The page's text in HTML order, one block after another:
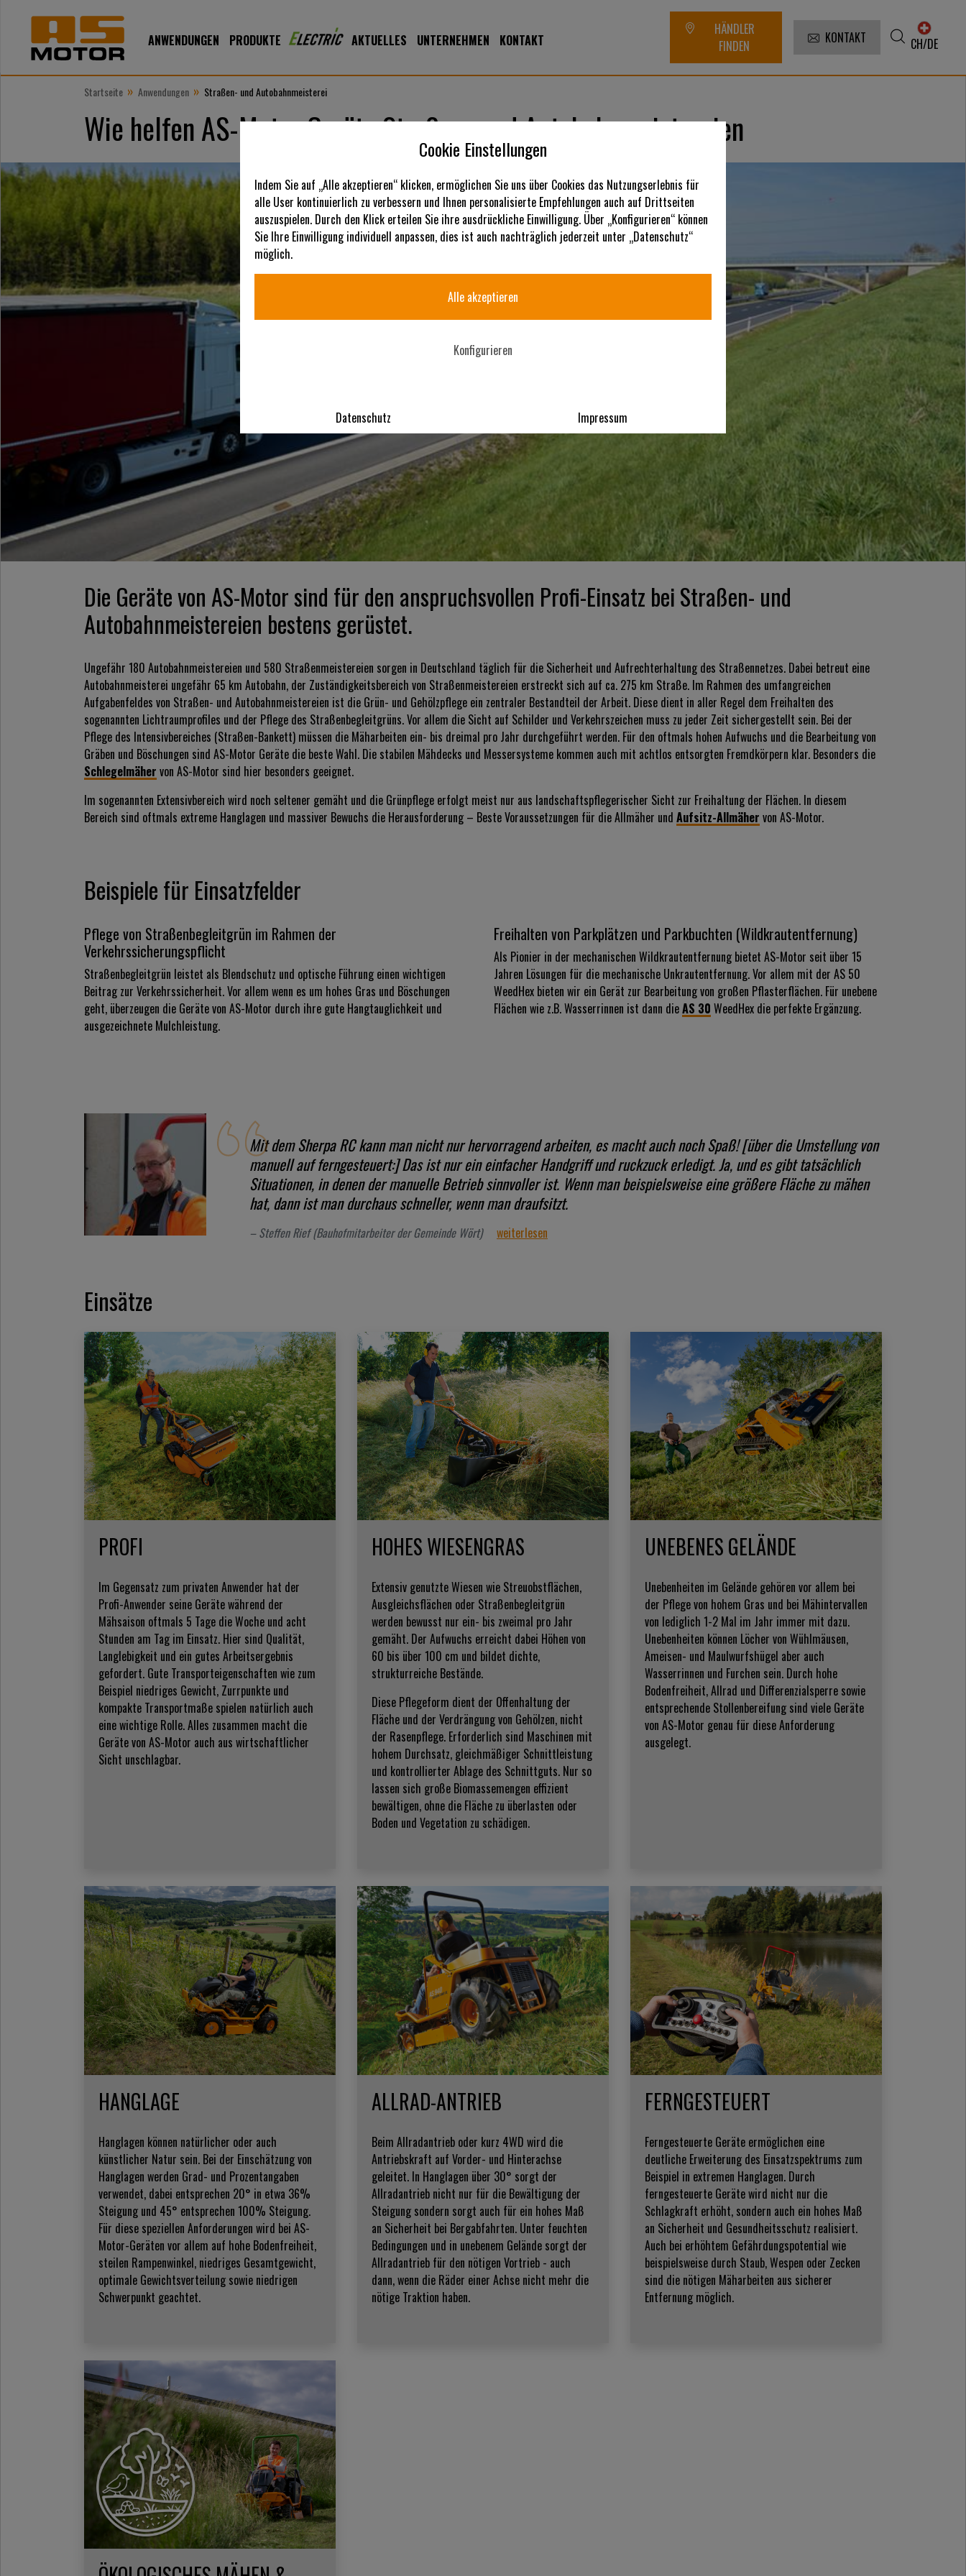
ANWENDUNGEN PRODUKTE AKTUELLES UNTERNEHMEN KONTAKT
HÄNDLER
FINDEN
KONTAKT CH/DE
Startseite » Anwendungen » Straßen- und Autobahnmeisterei
Wie helfen AS-Motor Geräte Straßen- und Autobahnmeistereien
Die Geräte von AS-Motor sind für den anspruchsvollen Profi-Einsatz bei Straßen- und
Autobahnmeistereien bestens gerüstet.
Ungefähr 180 Autobahnmeistereien und 580 Straßenmeistereien sorgen in Deutschland täglich für die Sicherheit und Aufrechterhaltung des Straßennetzes. Dabei betreut eine
Autobahnmeisterei ungefähr 65 km Autobahn, der Zuständigkeitsbereich von Straßenmeistereien erstreckt sich auf ca. 275 km Straße. Im Rahmen des umfangreichen
Aufgabenfeldes von Straßen- und Autobahnmeistereien ist die Grün- und Gehölzpflege ein zentraler Bestandteil der Arbeit. Diese dient in aller Regel dem Freihalten des
sogenannten Lichtraumprofiles und der Pflege des Straßenbegleitgrüns. Vor allem die Sicht auf Schilder und Verkehrszeichen muss zu jeder Zeit sichergestellt sein. Bei der
Pflege des Intensivbereiches (Straßen-Bankett) müssen die Mäharbeiten ein- bis dreimal pro Jahr durchgeführt werden. Für den oftmals hohen Aufwuchs und die Bearbeitung von
Gräben und Böschungen sind AS-Motor Geräte die beste Wahl. Die stabilen Mähdecks und Messersysteme kommen auch mit achtlos entsorgten Fremdkörpern klar. Besonders die
Schlegelmäher von AS-Motor sind hier besonders geeignet.
Im sogenannten Extensivbereich wird noch seltener gemäht und die Grünpflege erfolgt meist nur aus landschaftspflegerischer Sicht zur Freihaltung der Flächen. In diesem
Bereich sind oftmals extreme Hanglagen und massiver Bewuchs die Herausforderung – Beste Voraussetzungen für die Allmäher und Aufsitz-Allmäher von AS-Motor.
Beispiele für Einsatzfelder
Pflege von Straßenbegleitgrün im Rahmen der
Verkehrssicherungspflicht
Straßenbegleitgrün leistet als Blendschutz und optische Führung einen wichtigen
Beitrag zur Verkehrssicherheit. Vor allem wenn es um hohes Gras und Böschungen
geht, überzeugen die Geräte von AS-Motor durch ihre gute Hangtauglichkeit und
ausgezeichnete Mulchleistung.
Freihalten von Parkplätzen und Parkbuchten (Wildkrautentfernung)
Als Pionier in der mechanischen Wildkrautentfernung bietet AS-Motor seit über 15
Jahren Lösungen für die mechanische Unkrautentfernung. Vor allem mit der AS 50
WeedHex bieten wir ein Gerät zur Bearbeitung von großen Pflasterflächen. Für unebene
Flächen wie z.B. Wasserrinnen ist dann dieAS 30 WeedHex die perfekte Ergänzung.
Mit dem Sherpa RC kann man nicht nur hervorragend arbeiten, es macht auch noch Spaß! [über die Umstellung von
manuell auf ferngesteuert:] Das ist nur ein einfacher Handgriff und ruckzuck erledigt. Ja, und es gibt tatsächlich
Situationen, in denen der manuelle Betrieb sinnvoller ist. Wenn man beispielsweise eine größere Fläche zu mähen
hat, dann ist man durchaus schneller, wenn man draufsitzt.
– Steffen Rief (Bauhofmitarbeiter der Gemeinde Wört) weiterlesen
Einsätze
PROFI
Im Gegensatz zum privaten Anwender hat der
Profi-Anwender seine Geräte während der
Mähsaison oftmals 5 Tage die Woche und acht
Stunden am Tag im Einsatz. Hier sind Qualität,
Langlebigkeit und ein gutes Arbeitsergebnis
gefordert. Gute Transporteigenschaften wie zum
Beispiel niedriges Gewicht, Zurrpunkte und
kompakte Transportmaße spielen natürlich auch
eine wichtige Rolle. Alles zusammen macht die
Geräte von AS-Motor auch aus wirtschaftlicher
Sicht unschlagbar.
HOHES WIESENGRAS
Extensiv genutzte Wiesen wie Streuobstflächen,
Ausgleichsflächen oder Straßenbegleitgrün
werden bewusst nur ein- bis zweimal pro Jahr
gemäht. Der Aufwuchs erreicht dabei Höhen von
60 bis über 100 cm und bildet dichte,
strukturreiche Bestände.
Diese Pflegeform dient der Offenhaltung der
Fläche und der Verdrängung von Gehölzen, nicht
der Rasenpflege. Erforderlich sind Maschinen mit
hohem Durchsatz, gleichmäßiger Schnittleistung
und kontrollierter Ablage des Schnittguts. Nur so
lassen sich große Biomassemengen effizient
bewältigen, ohne die Fläche zu überlasten oder
Boden und Vegetation zu schädigen.
UNEBENES GELÄNDE
Unebenheiten im Gelände gehören vor allem bei
der Pflege von hohem Gras und bei Mähintervallen
von lediglich 1-2 Mal im Jahr immer mit dazu.
Unebenheiten können Löcher von Wühlmäusen,
Ameisen- und Maulwurfshügel aber auch
Wasserrinnen und Furchen sein. Durch hohe
Bodenfreiheit, Allrad und Differenzialsperre sowie
entsprechende Stollenbereifung sind viele Geräte
von AS-Motor genau für diese Anforderung
ausgelegt.
HANGLAGE
Hanglagen können natürlicher oder auch
künstlicher Natur sein. Bei der Einschätzung von
Hanglagen werden Grad- und Prozentangaben
verwendet, dabei entsprechen 20° in etwa 36%
Steigung und 45° entsprechen 100% Steigung.
Für diese speziellen Anforderungen wird bei AS-
Motor-Geräten vor allem auf hohe Bodenfreiheit,
steilen Rampenwinkel, niedriges Gesamtgewicht,
optimale Gewichtsverteilung sowie niedrigen
Schwerpunkt geachtet.
ALLRAD-ANTRIEB
Beim Allradantrieb oder kurz 4WD wird die
Antriebskraft auf Vorder- und Hinterachse
geleitet. In Hanglagen über 30° sorgt der
Allradantrieb nicht nur für die Bewältigung der
Steigung sondern sorgt auch für ein hohes Maß
an Sicherheit bei Bergabfahrten. Unter feuchten
Bedingungen und in unebenem Gelände sorgt der
Allradantrieb für den nötigen Vortrieb - auch
dann, wenn die Räder einer Achse nicht mehr die
nötige Traktion haben.
FERNGESTEUERT
Ferngesteuerte Geräte ermöglichen eine
deutliche Erweiterung des Einsatzspektrums zum
Beispiel in extremen Hanglagen. Durch
ferngesteuerte Geräte wird nicht nur die
Schlagkraft erhöht, sondern auch ein hohes Maß
an Sicherheit und Gesundheitsschutz realisiert.
Auch bei erhöhtem Gefährdungspotential wie
beispielsweise durch Staub, Wespen oder Zecken
sind die nötigen Mäharbeiten aus sicherer
Entfernung möglich.
Cookie Einstellungen
Indem Sie auf „Alle akzeptieren“ klicken, ermöglichen Sie uns über Cookies das Nutzungserlebnis für
alle User kontinuierlich zu verbessern und Ihnen personalisierte Empfehlungen auch auf Drittseiten
auszuspielen. Durch den Klick erteilen Sie ihre ausdrückliche Einwilligung. Über „Konfigurieren“ können
Sie Ihre Einwilligung individuell anpassen, dies ist auch nachträglich jederzeit unter „Datenschutz“
möglich.
Alle akzeptieren
Konfigurieren
Datenschutz Impressum